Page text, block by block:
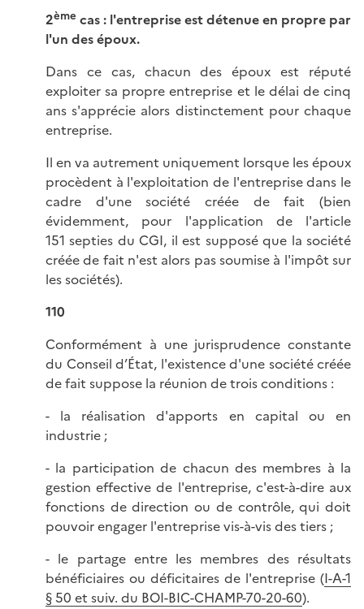
2ème cas : l'entreprise est détenue en propre par
l'un des époux.
Dans ce cas, chacun des époux est réputé
exploiter sa propre entreprise et le délai de cinq
ans s'apprécie alors distinctement pour chaque
entreprise.
Il en va autrement uniquement lorsque les époux
procèdent à l'exploitation de l'entreprise dans le
cadre d'une société créée de fait (bien
évidemment, pour l'application de l'article
151 septies du CGI, il est supposé que la société
créée de fait n'est alors pas soumise à l'impôt sur
les sociétés).
110
Conformément à une jurisprudence constante
du Conseil d’État, l'existence d'une société créée
de fait suppose la réunion de trois conditions :
- la réalisation d'apports en capital ou en
industrie ;
- la participation de chacun des membres à la
gestion effective de l'entreprise, c'est-à-dire aux
fonctions de direction ou de contrôle, qui doit
pouvoir engager l'entreprise vis-à-vis des tiers ;
- le partage entre les membres des résultats
bénéficiaires ou déficitaires de l'entreprise (I-A-1
§ 50 et suiv. du BOI-BIC-CHAMP-70-20-60).